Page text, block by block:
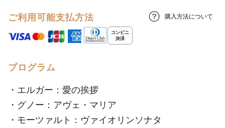
ご利用可能支払方法 購入方法について
プログラム
・エルガー：愛の挨拶
・グノー：アヴェ・マリア
・モーツァルト：ヴァイオリンソナタ